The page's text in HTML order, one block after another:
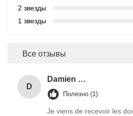
2 звезды
1 звезды
Все отзывы
D
Damien GOURDAIN
Полезно (1)
Je viens de recevoir les